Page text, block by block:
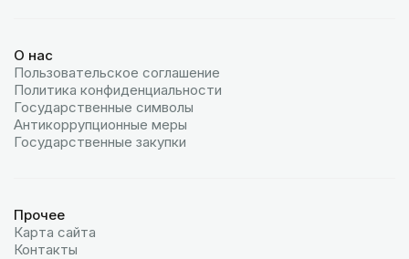
О нас
Пользовательское соглашение
Политика конфиденциальности
Государственные символы
Антикоррупционные меры
Государственные закупки
Прочее
Карта сайта
Контакты